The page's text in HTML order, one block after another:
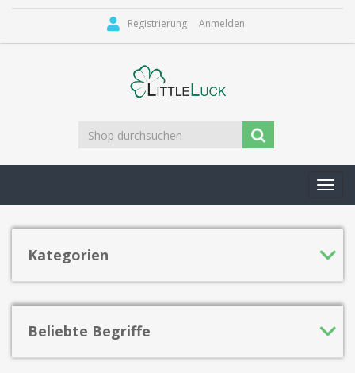
Registrierung Anmelden
Kategorien
Beliebte Begriffe